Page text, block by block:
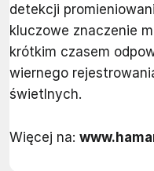
detekcji
kluczowe znaczenie
krótkim czasem
wiernego
świetlnych.
Więcej na: